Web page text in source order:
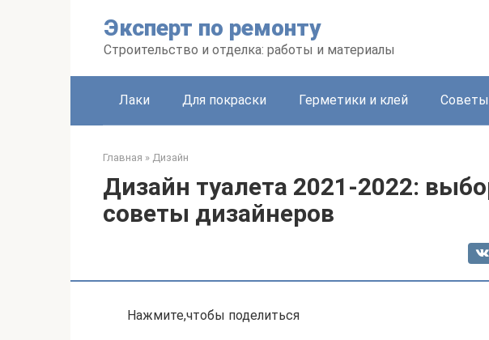
Эксперт по ремонту
Строительство и отделка: работы и материалы
Лаки Для покраски Герметики и клей Советы
Главная » Дизайн
Дизайн туалета 2021-2022:
советы дизайнеров
Нажмите,чтобы поделиться